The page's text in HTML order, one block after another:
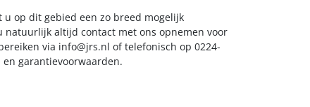
u op dit gebied een zo breed mogelijk
altijd contact met ons opnemen voor
via info@jrs.nl of telefonisch op 0224-
garantievoorwaarden.